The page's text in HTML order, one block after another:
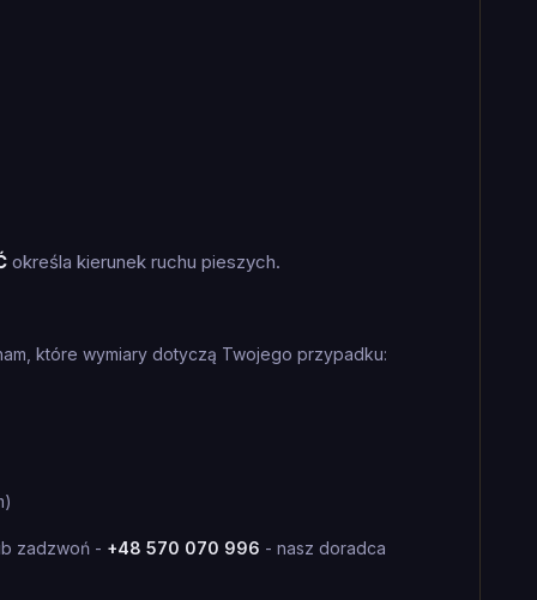
określa kierunek ruchu pieszych.
które wymiary dotyczą Twojego przypadku:
zadzwoń - +48 570 070 996 - nasz doradca